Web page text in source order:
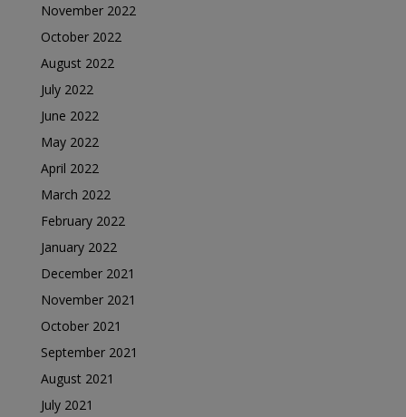
November 2022
October 2022
August 2022
July 2022
June 2022
May 2022
April 2022
March 2022
February 2022
January 2022
December 2021
November 2021
October 2021
September 2021
August 2021
July 2021